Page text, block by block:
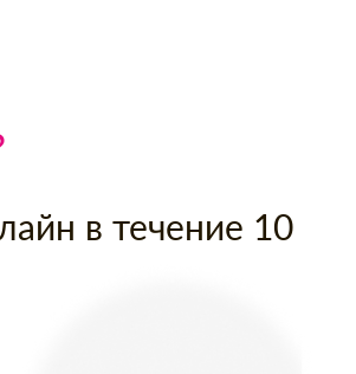
в течение 10